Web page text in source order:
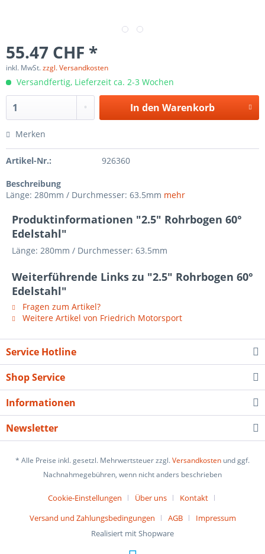
55.47 CHF *
inkl. MwSt.zzgl. Versandkosten
Versandfertig, Lieferzeit ca. 2-3 Wochen
In den Warenkorb
Merken
Artikel-Nr.: 926360
Beschreibung
Länge: 280mm / Durchmesser: 63.5mm mehr
Produktinformationen "2.5" Rohrbogen 60°
Edelstahl"
Länge: 280mm / Durchmesser: 63.5mm
Weiterführende Links zu "2.5" Rohrbogen 60°
Edelstahl"
Fragen zum Artikel?
Weitere Artikel von Friedrich Motorsport
Service Hotline
Shop Service
Informationen
Newsletter
* Alle Preise inkl. gesetzl. Mehrwertsteuer zzgl.Versandkosten und ggf.
Nachnahmegebühren, wenn nicht anders beschrieben
Cookie-Einstellungen Über uns
Kontakt
Versand und Zahlungsbedingungen
AGB
Impressum
Realisiert mit Shopware